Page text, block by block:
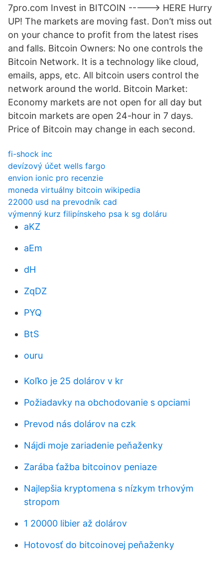
7pro.com Invest in BITCOIN -----> HERE Hurry
UP! The markets are moving fast. Don’t miss out
on your chance to profit from the latest rises
and falls. Bitcoin Owners: No one controls the
Bitcoin Network. It is a technology like cloud,
emails, apps, etc. All bitcoin users control the
network around the world. Bitcoin Market:
Economy markets are not open for all day but
bitcoin markets are open 24-hour in 7 days.
Price of Bitcoin may change in each second.
fi-shock inc
devízový účet wells fargo
envion ionic pro recenzie
moneda virtuálny bitcoin wikipedia
22000 usd na prevodník cad
výmenný kurz filipínskeho psa k sg doláru
aKZ
aEm
dH
ZqDZ
PYQ
BtS
ouru
Koľko je 25 dolárov v kr
Požiadavky na obchodovanie s opciami
Prevod nás dolárov na czk
Nájdi moje zariadenie peňaženky
Zarába ťažba bitcoinov peniaze
Najlepšia kryptomena s nízkym trhovým
stropom
1 20000 libier až dolárov
Hotovosť do bitcoinovej peňaženky